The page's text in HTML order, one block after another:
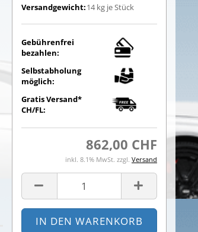
Versandgewicht:14kg je Stück
Gebührenfrei
bezahlen:
Selbstabholung
möglich:
Gratis Versand*
CH/FL:
862,00 CHF
inkl. 8.1% MwSt. zzgl. Versand